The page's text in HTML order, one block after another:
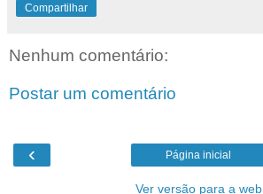
Compartilhar
Nenhum comentário:
Postar um comentário
‹ Página inicial
Ver versão para a web